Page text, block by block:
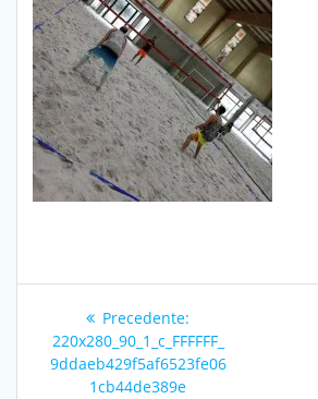
Navigazione
articoli
Precedente:
precedente:
220x280_90_1_c_FFFFFF_
9ddaeb429f5af6523fe06
1cb44de389e